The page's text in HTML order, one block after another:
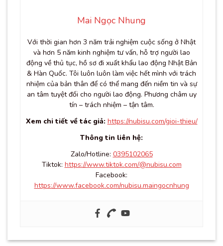
Mai Ngọc Nhung
Với thời gian hơn 3 năm trải nghiệm cuộc sống ở Nhật
và hơn 5 năm kinh nghiệm tư vấn, hỗ trợ người lao
động về thủ tục, hồ sơ đi xuất khẩu lao động Nhật Bản
& Hàn Quốc. Tôi luôn luôn làm việc hết mình với trách
nhiệm của bản thân để có thể mang đến niềm tin và sự
an tâm tuyệt đối cho người lao động. Phương châm uy
tín – trách nhiệm – tận tâm.
Xem chi tiết về tác giả: https://nubisu.com/gioi-thieu/
Thông tin liên hệ:
Zalo/Hotline: 0395102065
Tiktok: https://www.tiktok.com/@nubisu.com
Facebook:
https://www.facebook.com/nubisu.maingocnhung